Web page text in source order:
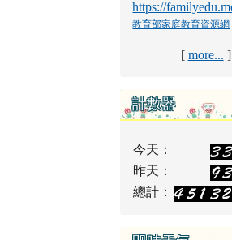
教育部家庭教育資源網
[ more... ]
計數器
今天：
昨天：
總計：